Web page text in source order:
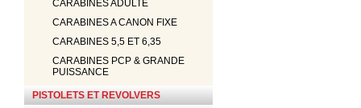
Défense
‣
Accessoires
‣
Accessoires
Chien‣
Montages
‣
CARABINES ADULTE
CARABINES A CANON FIXE
CARABINES 5,5 ET 6,35
CARABINES PCP & GRANDE
PUISSANCE
PISTOLETS ET REVOLVERS